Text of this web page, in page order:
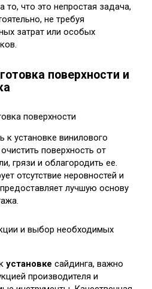
то, что это непростая задача,
не требуя
затрат или особых
поверхности и
поверхности
к установке винилового
поверхность от
грязи и облагородить ее.
отсутствие неровностей и
лучшую основу
и выбор необходимых
установке сайдинга, важно
производителя и